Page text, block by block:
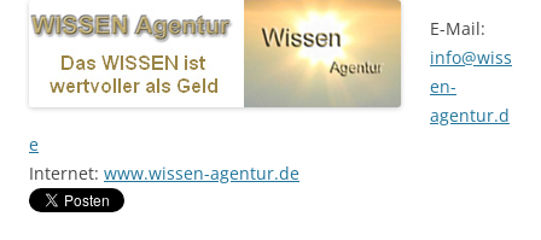
E-Mail:
info@wiss
en-
agentur.d
e
Internet: www.wissen-agentur.de